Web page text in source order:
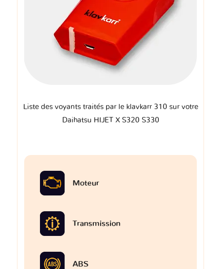
Liste des voyants traités par le klavkarr 310 sur votre
Daihatsu HIJET X S320 S330
Moteur
Transmission
ABS